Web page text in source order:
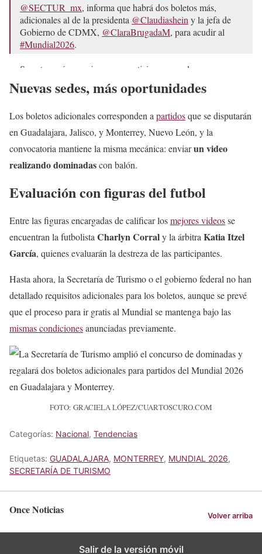
@SECTUR_mx, informa que habrá dos boletos más,
adicionales al de la presidenta @Claudiashein y la jefa de
Gobierno de CDMX, @ClaraBrugadaM, para acudir al
#Mundial2026.
Se entregarán a mujeres que participaron en el concurso
pic.twitter.com/ZJyCGOdIUA
Nuevas sedes, más oportunidades
Los boletos adicionales corresponden a partidosque se disputarán
en Guadalajara, Jalisco, y Monterrey, Nuevo León, y la
convocatoria mantiene la misma mecánica: enviarun video
realizando dominadascon balón.
Evaluación con figuras del futbol
Entre las figuras encargadas de calificar losmejores videosse
encuentran la futbolistaCharlyn Corraly la árbitraKatia Itzel
García, quienes evaluarán la destreza de las participantes.
Hasta ahora, la Secretaría de Turismo o el gobierno federal no han
detallado requisitos adicionales para los boletos, aunque se prevé
que el proceso para ir gratis al Mundial se mantenga bajo las
mismas condicionesanunciadas previamente.
FOTO: GRACIELA LÓPEZ/CUARTOSCURO.COM
Categorías: Nacional, Tendencias
Etiquetas: GUADALAJARA, MONTERREY, MUNDIAL 2026,
SECRETARÍA DE TURISMO
Once Noticias Volver arriba
Salir de la versión móvil